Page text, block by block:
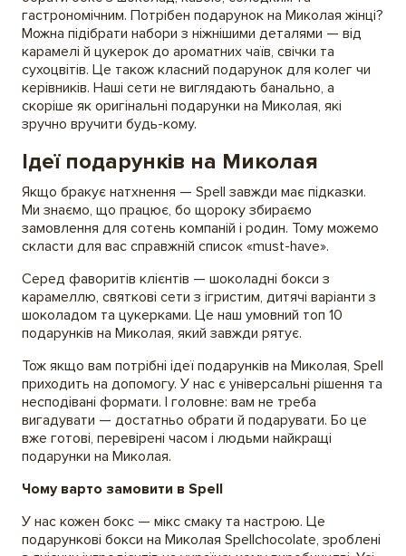
гастрономічним. Потрібен подарунок на Миколая жінці?
Можна підібрати набори з ніжнішими деталями — від
карамелі й цукерок до ароматних чаїв, свічки та
сухоцвітів. Це також класний подарунок для колег чи
керівників. Наші сети не виглядають банально, а
скоріше як оригінальні подарунки на Миколая, які
зручно вручити будь-кому.
Ідеї подарунків на Миколая
Якщо бракує натхнення — Spell завжди має підказки.
Ми знаємо, що працює, бо щороку збираємо
замовлення для сотень компаній і родин. Тому можемо
скласти для вас справжній список «must-have».
Серед фаворитів клієнтів — шоколадні бокси з
карамеллю, святкові сети з ігристим, дитячі варіанти з
шоколадом та цукерками. Це наш умовний топ 10
подарунків на Миколая, який завжди рятує.
Тож якщо вам потрібні ідеї подарунків на Миколая, Spell
приходить на допомогу. У нас є універсальні рішення та
несподівані формати. І головне: вам не треба
вигадувати — достатньо обрати й подарувати. Бо це
вже готові, перевірені часом і людьми найкращі
подарунки на Миколая.
Чому варто замовити в Spell
У нас кожен бокс — мікс смаку та настрою. Це
подарункові бокси на Миколая Spellchocolate, зроблені